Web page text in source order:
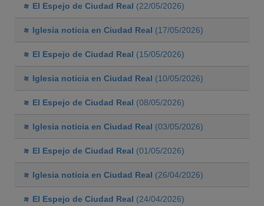
El Espejo de Ciudad Real (22/05/2026)
Iglesia noticia en Ciudad Real (17/05/2026)
El Espejo de Ciudad Real (15/05/2026)
Iglesia noticia en Ciudad Real (10/05/2026)
El Espejo de Ciudad Real (08/05/2026)
Iglesia noticia en Ciudad Real (03/05/2026)
El Espejo de Ciudad Real (01/05/2026)
Iglesia noticia en Ciudad Real (26/04/2026)
El Espejo de Ciudad Real (24/04/2026)